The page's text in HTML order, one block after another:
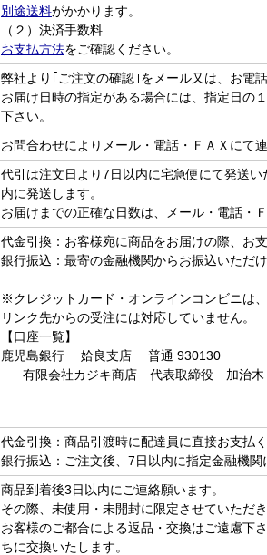
別途送料がかかります。
（２）決済手数料
お支払方法をご確認ください。
弊社より｢ご注文の確認｣をメール又は、お電
お届け日時の指定がある場合には、指定日の
下さい。
お問合わせによりメール・電話・ＦＡＸにて
代引は注文日より7日以内に宅急便にて発送
内に発送します。
お届けまでの正確な日数は、メール・電話・
代金引換：お客様宛に商品をお届けの際、お
銀行振込：最寄の金融機関からお振込いただけ
※クレジットカード・オンラインコンビニは
リンク先からの受注には対応していません。
【口座一覧】
鹿児島銀行 姶良支店 普通 930130
有限会社カジキ商店 代表取締役 加治木
代金引換：商品引渡時に配達員に直接お支払く
銀行振込：ご注文後、7日以内に指定金融機関
商品到着後3日以内にご連絡願います。
その際、未使用・未開封に限定させていただき
お客様のご都合による返品・交換はご遠慮下
ちに交換いたします。